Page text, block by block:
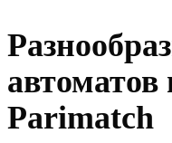
автоматов
Parimatch